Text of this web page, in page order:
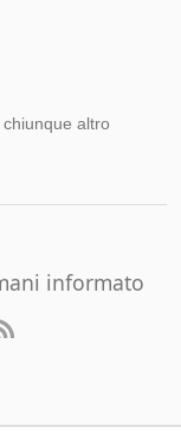
altro
informato